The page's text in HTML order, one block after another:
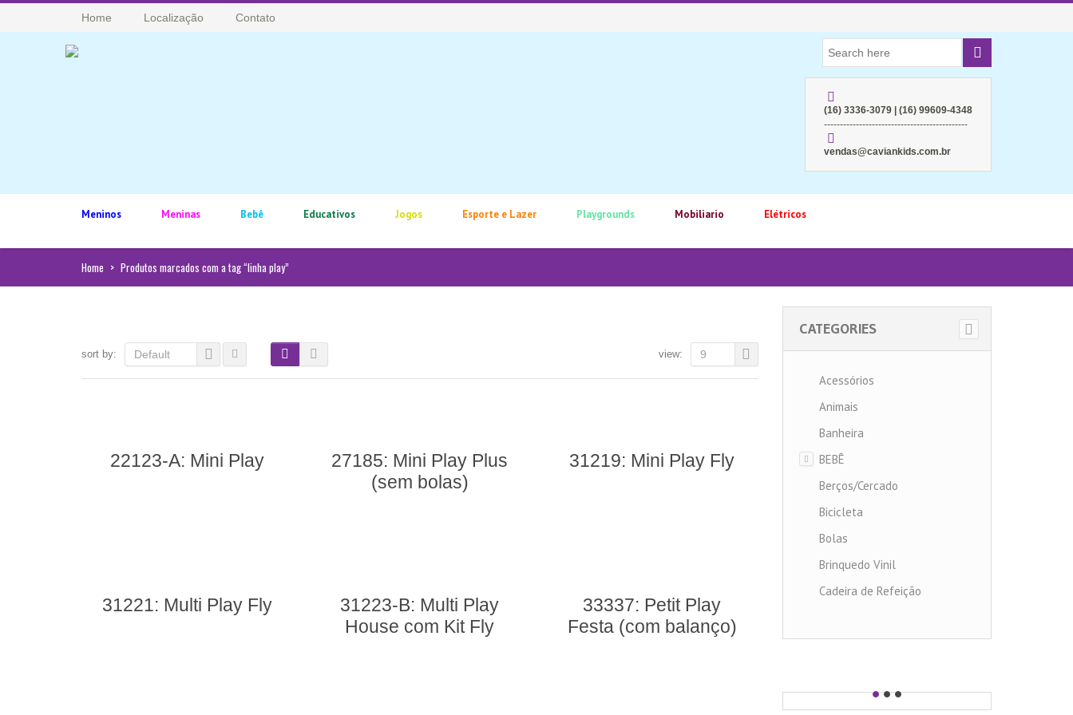
Home Localização Contato
(16) 3336-3079 | (16) 99609-4348
---------------------------------------------
vendas@caviankids.com.br
Meninos Meninas Bebê Educativos Jogos Esporte e Lazer Playgrounds Mobiliario Elétricos
Home > Produtos marcados com a tag “linha play”
sort by: Default view: 9
22123-A: Mini Play
27185: Mini Play Plus
(sem bolas)
31219: Mini Play Fly
31221: Multi Play Fly
31223-B: Multi Play
House com Kit Fly
33337: Petit Play
Festa (com balanço)
CATEGORIES
Acessórios
Animais
Banheira
BEBÊ
Berços/Cercado
Bicicleta
Bolas
Brinquedo Vinil
Cadeira de Refeição
Carrinhos diversos
Chocalhos